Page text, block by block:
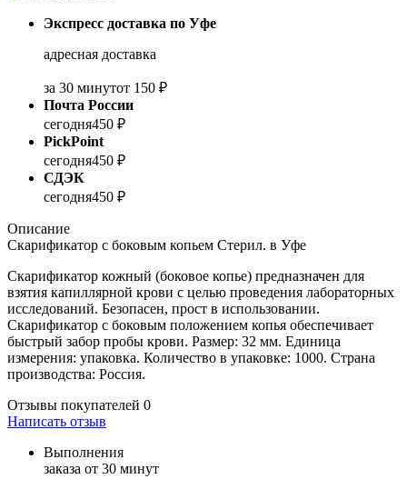
Экспресс доставка по Уфе
адресная доставка
за 30 минутот 150 ₽
Почта России
сегодня450 ₽
PickPoint
сегодня450 ₽
СДЭК
сегодня450 ₽
Описание
Скарификатор с боковым копьем Стерил. в Уфе
Скарификатор кожный (боковое копье) предназначен для
взятия капиллярной крови с целью проведения лабораторных
исследований. Безопасен, прост в использовании.
Скарификатор с боковым положением копья обеспечивает
быстрый забор пробы крови. Размер: 32 мм. Единица
измерения: упаковка. Количество в упаковке: 1000. Страна
производства: Россия.
Отзывы покупателей 0
Написать отзыв
Выполнения
заказа от 30 минут